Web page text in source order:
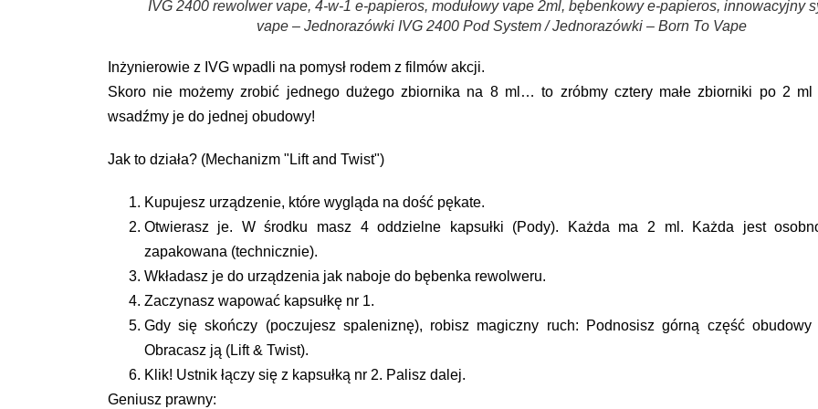
IVG 2400 rewolwer vape, 4-w-1 e-papieros, modułowy vape 2ml, bębenkowy e-papieros, innowacyjny
vape – Jednorazówki IVG 2400 Pod System / Jednorazówki – Born To Vape
Inżynierowie z IVG wpadli na pomysł rodem z filmów akcji.
Skoro nie możemy zrobić jednego dużego zbiornika na 8 ml… to zróbmy cztery małe zbiorniki po 2 ml
wsadźmy je do jednej obudowy!
Jak to działa? (Mechanizm "Lift and Twist")
Kupujesz urządzenie, które wygląda na dość pękate.
Otwierasz je. W środku masz 4 oddzielne kapsułki (Pody). Każda ma 2 ml. Każda jest
zapakowana (technicznie).
Wkładasz je do urządzenia jak naboje do bębenka rewolweru.
Zaczynasz wapować kapsułkę nr 1.
Gdy się skończy (poczujesz spaleniznę), robisz magiczny ruch:
Podnosisz górną część obudowy
Obracasz ją (Lift & Twist).
Klik! Ustnik łączy się z kapsułką nr 2. Palisz dalej.
Geniusz prawny: